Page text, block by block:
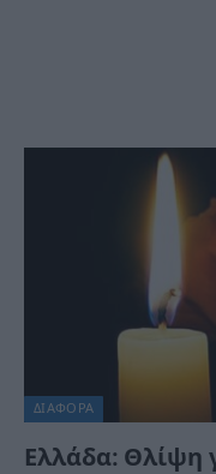
ΔΙΆΦΟΡΑ
Ελλάδα: Θλίψη